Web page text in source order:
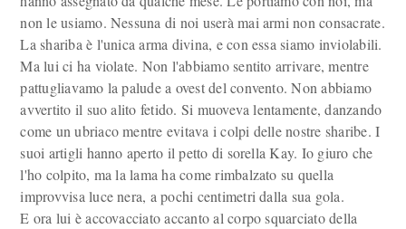
non le usiamo. Nessuna di noi userà mai armi non consacrate.
La shariba è l'unica arma divina, e con essa siamo inviolabili.
Ma lui ci ha violate. Non l'abbiamo sentito arrivare, mentre
pattugliavamo la palude a ovest del convento. Non abbiamo
avvertito il suo alito fetido. Si muoveva lentamente, danzando
come un ubriaco mentre evitava i colpi delle nostre sharibe. I
suoi artigli hanno aperto il petto di sorella Kay. Io giuro che
l'ho colpito, ma la lama ha come rimbalzato su quella
improvvisa luce nera, a pochi centimetri dalla sua gola.
E ora lui è accovacciato accanto al corpo squarciato della